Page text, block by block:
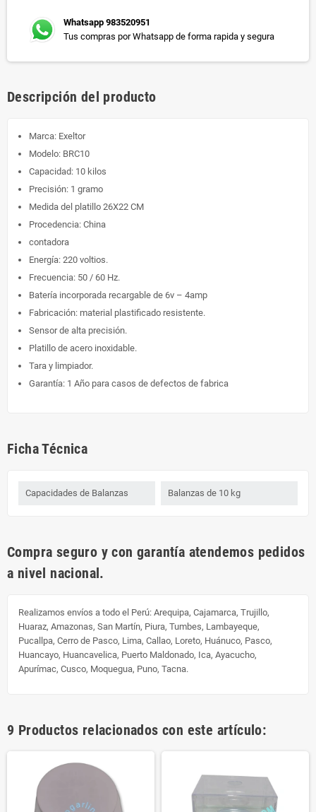
Whatsapp 983520951
Tus compras por Whatsapp de forma rapida y segura
Descripción del producto
Marca: Exeltor
Modelo: BRC10
Capacidad: 10 kilos
Precisión: 1 gramo
Medida del platillo 26X22 CM
Procedencia: China
contadora
Energía: 220 voltios.
Frecuencia: 50 / 60 Hz.
Batería incorporada recargable de 6v – 4amp
Fabricación: material plastificado resistente.
Sensor de alta precisión.
Platillo de acero inoxidable.
Tara y limpiador.
Garantía: 1 Año para casos de defectos de fabrica
Ficha Técnica
Capacidades de Balanzas Balanzas de 10 kg
Compra seguro y con garantía atendemos pedidos
a nivel nacional.
Realizamos envíos a todo el Perú: Arequipa, Cajamarca, Trujillo,
Huaraz, Amazonas, San Martín, Piura, Tumbes, Lambayeque,
Pucallpa, Cerro de Pasco, Lima, Callao, Loreto, Huánuco, Pasco,
Huancayo, Huancavelica, Puerto Maldonado, Ica, Ayacucho,
Apurímac, Cusco, Moquegua, Puno, Tacna.
9 Productos relacionados con este artículo: